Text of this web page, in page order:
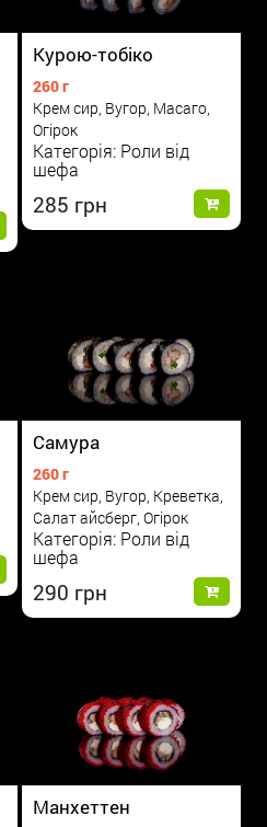
Курою-тобіко
260 г
Крем сир, Вугор, Масаго,
Огірок
Категорія: Роли від
шефа
285
Самура
260 г
Крем сир, Вугор, Креветка,
Салат айсберг, Огірок
Категорія: Роли від
шефа
290
Манхеттен